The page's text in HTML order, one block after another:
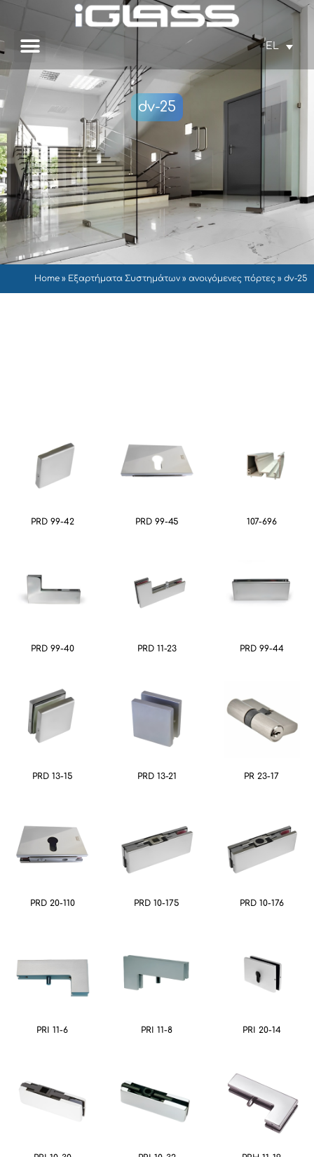
EL
dv-25
Home » Εξαρτήματα Συστημάτων » ανοιγόμενες πόρτες » dv-25
PRD 99-42 PRD 99-45 107-696
PRD 99-40 PRD 11-23 PRD 99-44
PRD 13-15 PRD 13-21 PR 23-17
PRD 20-110 PRD 10-175 PRD 10-176
PRI 11-6 PRI 11-8 PRI 20-14